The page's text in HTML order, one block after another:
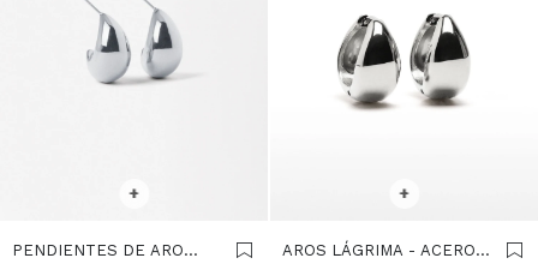
+
PENDIENTES DE ARO
+
AROS LÁGRIMA - ACERO